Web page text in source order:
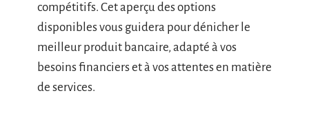
compétitifs. Cet aperçu des options
disponibles vous guidera pour dénicher le
meilleur produit bancaire, adapté à vos
besoins financiers et à vos attentes en matière
de services.